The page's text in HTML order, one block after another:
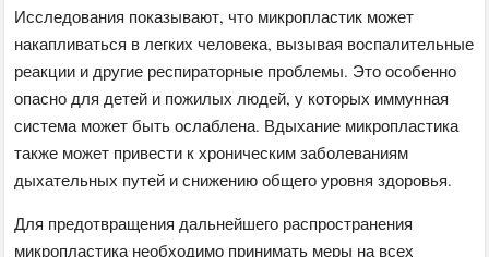
Исследования показывают, что микропластик может
накапливаться в легких человека, вызывая воспалительные
реакции и другие респираторные проблемы. Это особенно
опасно для детей и пожилых людей, у которых иммунная
система может быть ослаблена. Вдыхание микропластика
также может привести к хроническим заболеваниям
дыхательных путей и снижению общего уровня здоровья.
Для предотвращения дальнейшего распространения
микропластика необходимо принимать меры на всех